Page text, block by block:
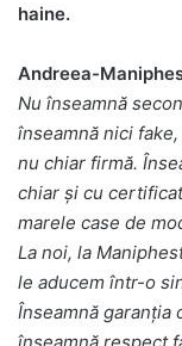
haine.
Andreea-
Nu înseamnă
înseamnă nici
nu chiar firmă.
chiar și cu
marele case de
La noi, la
le aducem într-o
Înseamnă garanția